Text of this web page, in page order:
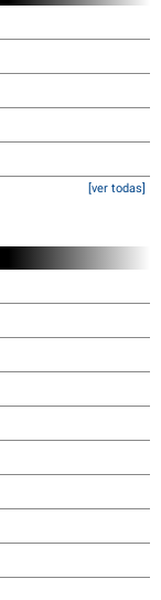
[ver todas]